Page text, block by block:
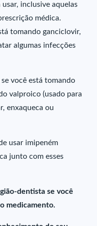
inclusive aquelas
médica.
tomando ganciclovir,
algumas infecções
você está tomando
valproico (usado para
enxaqueca ou
usar imipeném
junto com esses
dentista se você
medicamento.